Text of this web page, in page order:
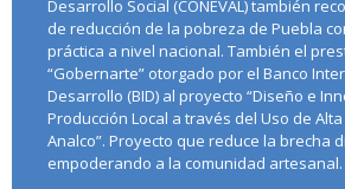
Desarrollo Social (CONEVAL) también
de reducción de la pobreza de Puebla
práctica a nivel nacional. También el
“Gobernarte” otorgado por el Banco
Desarrollo (BID) al proyecto “Diseño e
Producción Local a través del Uso de
Analco”. Proyecto que reduce la brecha
empoderando a la comunidad artesanal.